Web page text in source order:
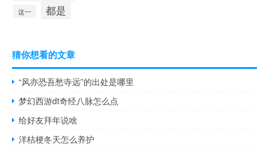
这一 都是
猜你想看的文章
“风亦恐吾愁寺远”的出处是哪里
梦幻西游dt奇经八脉怎么点
给好友拜年说啥
洋桔梗冬天怎么养护